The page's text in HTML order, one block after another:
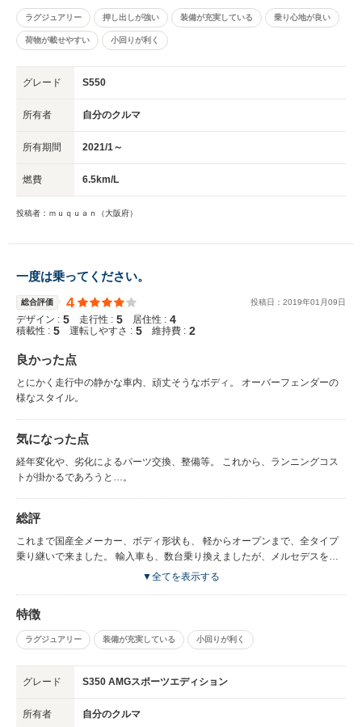
ラグジュアリー 押し出しが強い 装備が充実している 乗り心地が良い
荷物が載せやすい 小回りが利く
グレード S550
所有者 自分のクルマ
所有期間 2021/1～
燃費 6.5km/L
投稿者：ｍｕｑｕａｎ（大阪府）
一度は乗ってください。
総合評価 4 投稿日： 2019年01 月09日
デザイン : 5 走行性 : 5 居住性 : 4
積載性 : 5 運転しやすさ : 5 維持費 : 2
良かった点
とにかく走行中の静かな車内、頑丈そうなボディ。 オーバーフェンダーの
様なスタイル。
気になった点
経年変化や、劣化によるパーツ交換、整備等。 これから、ランニングコス
トが掛かるであろうと…。
総評
これまで国産全メーカー、ボディ形状も、 軽からオープンまで、全タイプ
乗り継いで来ました。 輸入車も、数台乗り換えましたが、メルセデスを購
入した事は有りませんでした。 そこで、一度は乗っておこうと、中古です
まだ若々しさがあ？かなと。 550と迷いましたが、後々のランニングコスト
を考え、350を選択しました。 余裕は550でしょうが、350でも結構しっか
り走ります。 但し、前席のシートクーラーだとか、後席ヒーター、シート
クーラーの装備等は、350にはありません。 レザーシートですから、冬は後
席にもシートヒーターは欲しいところです。 乗って感心したのは、何より
の初代レジェントセダンに似た感じかな。 勿論、ベンツはベンツで良く出
▼全てを表示する
特徴
ラグジュアリー 装備が充実している 小回りが利く
グレード S350 AMGスポーツエディション
所有者 自分のクルマ